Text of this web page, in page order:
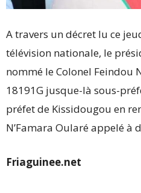
A travers un décret lu ce
télévision nationale, le
nommé le Colonel Feindou
18191G jusque-là sous-
préfet de Kissidougou en
N’Famara Oularé appelé à
Friaguinee.net